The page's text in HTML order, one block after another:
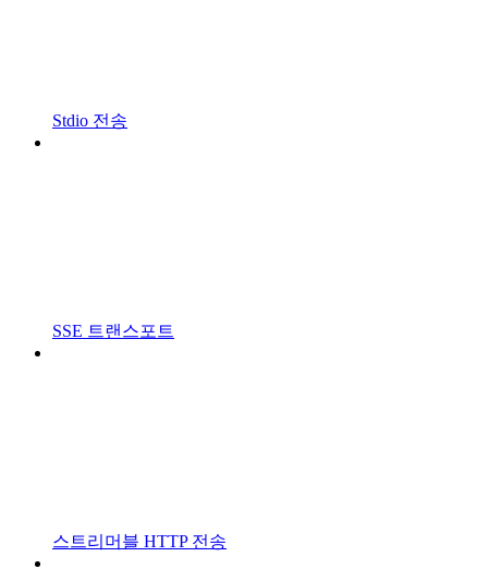
Stdio 전송
SSE 트랜스포트
스트리머블 HTTP 전송